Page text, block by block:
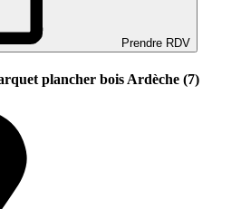
Prendre RDV
plancher bois Ardèche (7)